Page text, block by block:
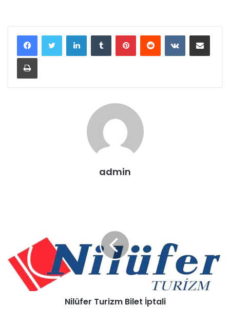
LinkedInTumblr PinterestReddit VKontakteE-Posta ile paylaş
Yazdır
admin
Nilüfer Turizm Bilet İptali